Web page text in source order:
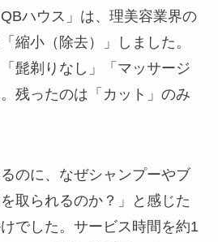
ハウス」は、理美容業界の
縮小（除去）」しました。
髭剃りなし」「マッサージ
残ったのは「カット」のみ
のに、なぜシャンプーやブ
取られるのか？」と感じた
でした。サービス時間を約1